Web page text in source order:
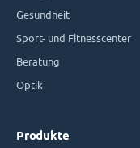
Gesundheit
Sport- und Fitnesscenter
Beratung
Optik
Produkte